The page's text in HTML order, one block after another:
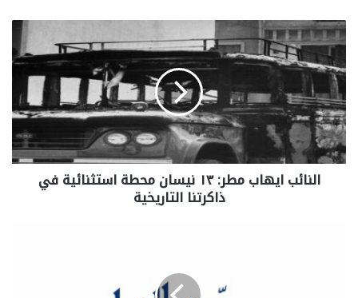
النائب ايهاب مطر: ١٣ نيسان محطة استثنائية في
ذاكرتنا التاريخية